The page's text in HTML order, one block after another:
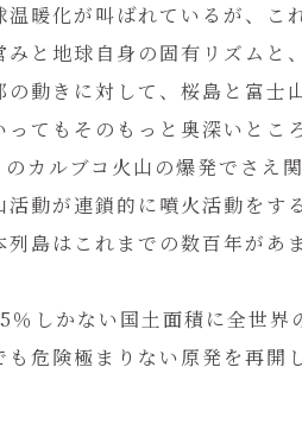
暖化が叫ばれているが、
と地球自身の固有リズムと
動きに対して、桜島と富
てもそのもっと奥深いと
カルブコ火山の爆発でさえ
動が連鎖的に噴火活動を
島はこれまでの数百年が
しかない国土面積に全世
危険極まりない原発を再開